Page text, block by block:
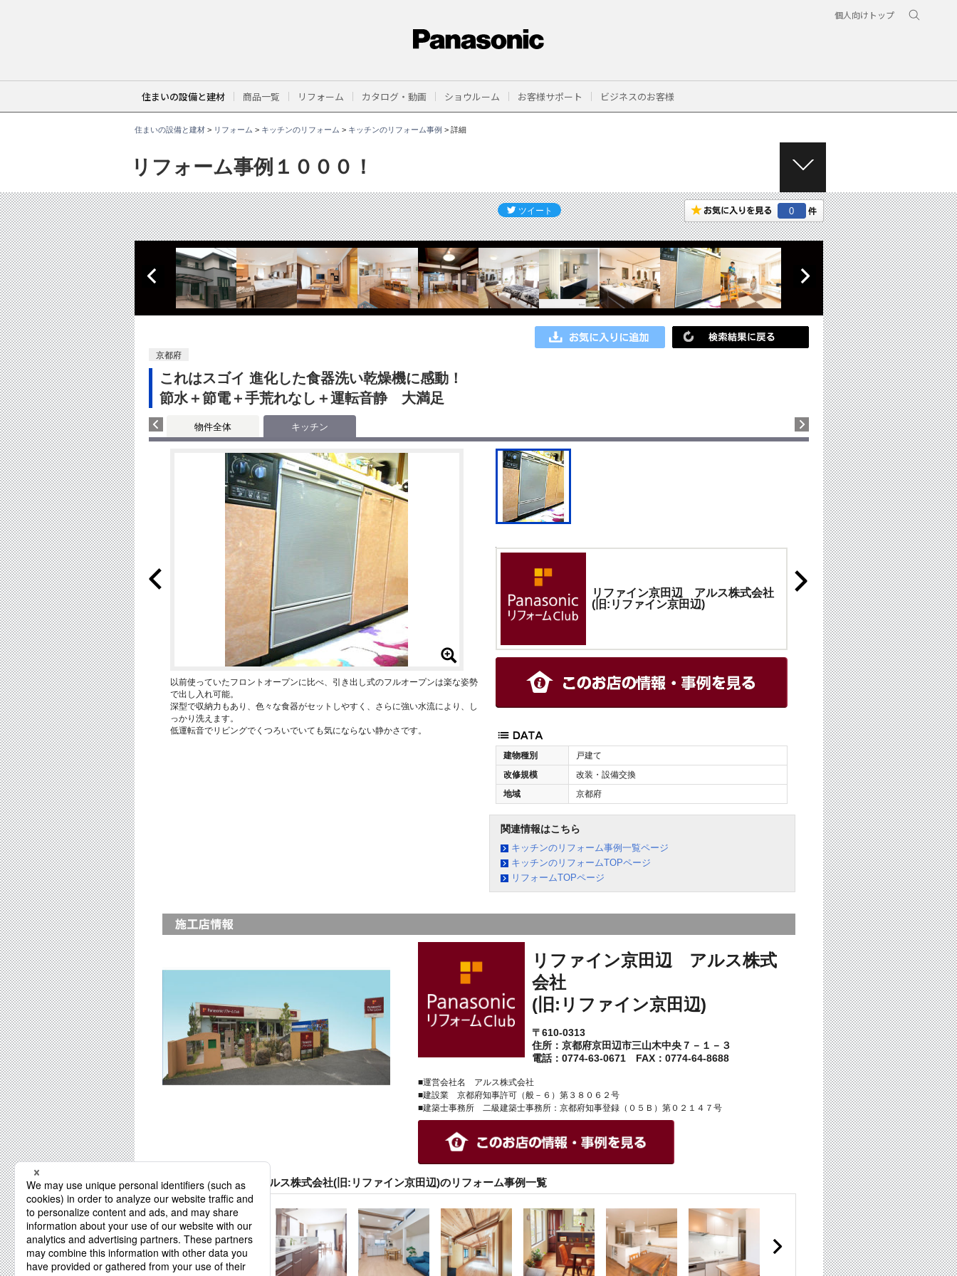
個人向けトップ
住まいの設備と建材 商品一覧 リフォーム カタログ・動画 ショウルーム お客様サポート ビジネスのお客様
住まいの設備と建材> リフォーム > キッチンのリフォーム > キッチンのリフォーム事例 > 詳細
リフォーム事例１０００！
E
N
。
0
京都府
これはスゴイ 進化した食器洗い乾燥機に感動！
節水＋節電＋手荒れなし＋運転音静 大満足
物件全体 キッチン
リファイン京田辺 アルス株式会社
(旧:リファイン京田辺)
建物種別
戸建て
改修規模
改装・設備交換
地域
京都府
以前使っていたフロントオープンに比べ、引き出し式のフルオープンは楽な姿勢
で出し入れ可能。
深型で収納力もあり、色々な食器がセットしやすく、さらに強い水流により、し
っかり洗えます。
低運転音でリビングでくつろいでいても気にならない静かさです。
関連情報はこちら
キッチンのリフォーム事例一覧ページ
キッチンのリフォームTOPページ
リフォームTOPページ
リファイン京田辺 アルス株式
会社
(旧:リファイン京田辺)
〒610-0313
住所：京都府京田辺市三山木中央７－１－３
電話：0774-63-0671 FAX：0774-64-8688
■運営会社名 アルス株式会社
■建設業 京都府知事許可（般－６）第３８０６２号
■建築士事務所 二級建築士事務所：京都府知事登録（０５Ｂ）第０２１４７号
リファイン京田辺 アルス株式会社(旧:リファイン京田辺)のリフォーム事例一覧